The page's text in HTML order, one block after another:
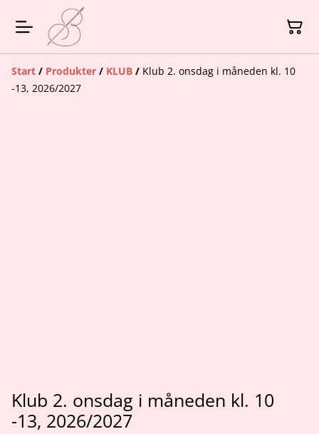
Start / Produkter / KLUB / Klub 2. onsdag i måneden kl. 10
-13, 2026/2027
Klub 2. onsdag i måneden kl. 10
-13, 2026/2027